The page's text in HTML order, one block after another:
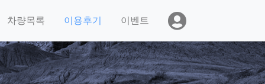
차량목록 이용후기 이벤트